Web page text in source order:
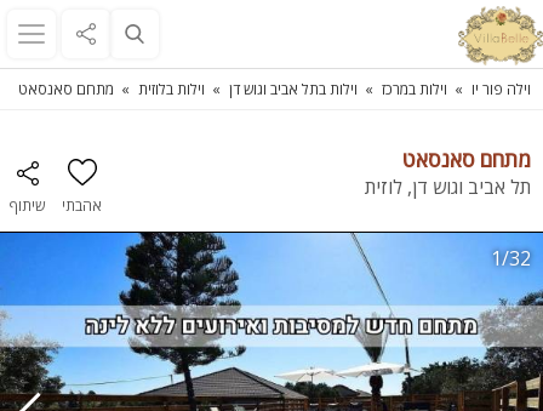
וילה פור יו וילות במרכז וילות בתל אביב וגוש דן וילות בלוזית מתחם סאנסאט
מתחם סאנסאט
תל אביב וגוש דן, לוזית
אהבתי שיתוף
1/32